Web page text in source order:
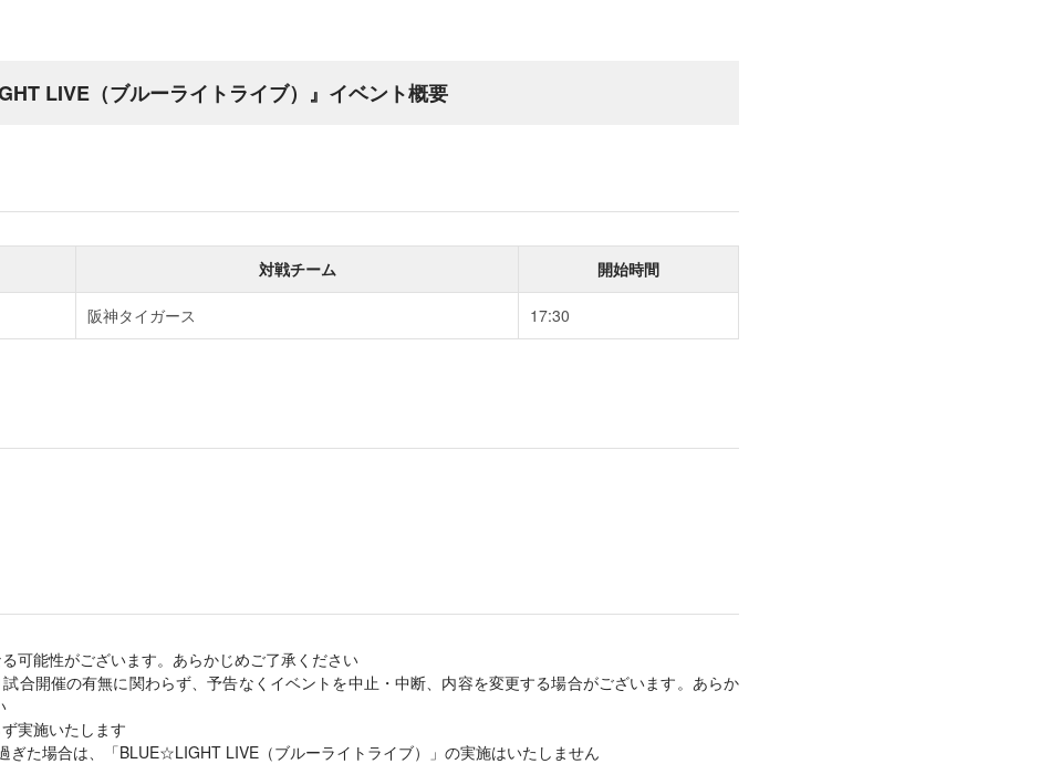
LIVE（ブルーライトライブ）』イベント概要
対戦チーム 開始時間
阪神タイガース 17:30
可能性がございます。あらかじめご了承ください
合開催の有無に関わらず、予告なくイベントを中止・中断、内容を変更する場合がございます。あらか
実施いたします
ぎた場合は、「BLUE☆LIGHT LIVE（ブルーライトライブ）」の実施はいたしません